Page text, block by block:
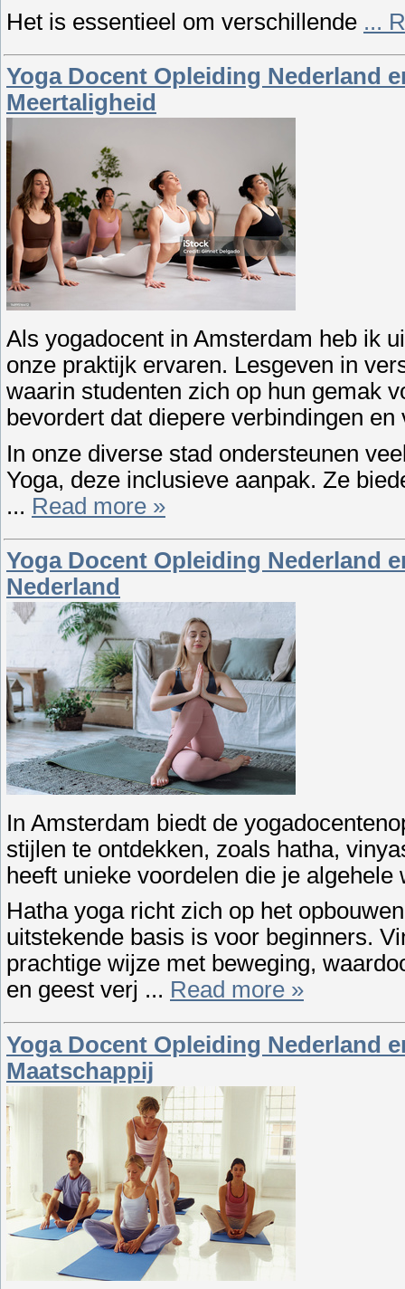
Het is essentieel om verschillende ...
Yoga Docent Opleiding Nederland
Meertaligheid
Als yogadocent in Amsterdam heb ik
onze praktijk ervaren. Lesgeven in
waarin studenten zich op hun gemak
bevordert dat diepere verbindingen
In onze diverse stad ondersteunen
Yoga, deze inclusieve aanpak. Ze
... Read more »
Yoga Docent Opleiding Nederland
Nederland
In Amsterdam biedt de
stijlen te ontdekken, zoals hatha,
heeft unieke voordelen die je
Hatha yoga richt zich op het
uitstekende basis is voor beginners.
prachtige wijze met beweging,
en geest verj ... Read more »
Yoga Docent Opleiding Nederland
Maatschappij